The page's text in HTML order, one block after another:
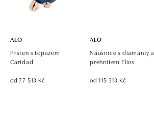
tel.: +421 917 090 700, +421 918 777 670
ALO
Prsten s topazem
Caridad
od 77 513 Kč
ALO
Náušnice s diamanty a
prehnitem Elios
od 115 313 Kč